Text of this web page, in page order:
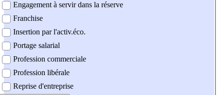
Engagement à servir dans la réserve
Franchise
Insertion par l'activ.éco.
Portage salarial
Profession commerciale
Profession libérale
Reprise d'entreprise